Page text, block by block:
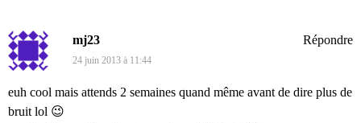
mj23
24 juin 2013 à 11:44
euh cool mais attends 2 semaines quand même avant de dire plus de
bruit lol 😉
Répondre